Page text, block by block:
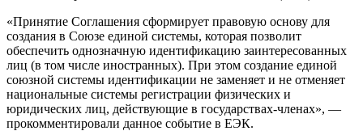
«Принятие Соглашения сформирует правовую основу для
создания в Союзе единой системы, которая позволит
обеспечить однозначную идентификацию заинтересованных
лиц (в том числе иностранных). При этом создание единой
союзной системы идентификации не заменяет и не отменяет
национальные системы регистрации физических и
юридических лиц, действующие в государствах-членах», —
прокомментировали данное событие в ЕЭК.